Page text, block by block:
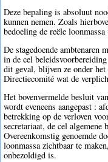
Deze bepaling is absoluut
kunnen nemen. Zoals
bedoeling de reële
De stagedoende ambtenaren
in de cel
dit geval, blijven ze onder
Directiecomité wat de
Het bovenvermelde besluit
wordt eveneens aangepast :
betrekking op de verloven
secretariaat, de cel algemene
Overeenkomstig genoemde
loonmassa zichtbaar te
onbezoldigd is.